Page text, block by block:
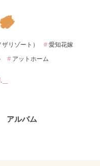
リゾート） 愛知花嫁
アットホーム
アルバム